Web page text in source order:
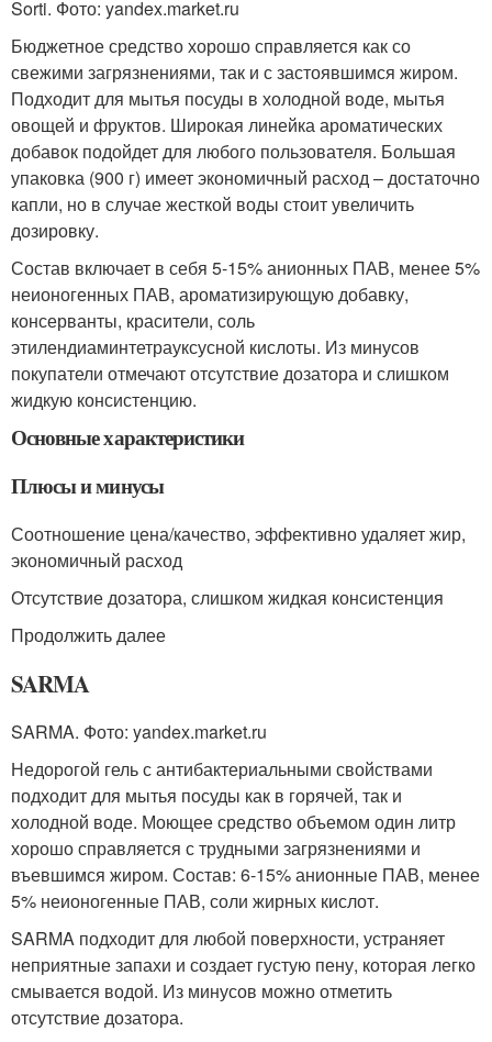
Sorti. Фото: yandex.market.ru
Бюджетное средство хорошо справляется как со
свежими загрязнениями, так и с застоявшимся жиром.
Подходит для мытья посуды в холодной воде, мытья
овощей и фруктов. Широкая линейка ароматических
добавок подойдет для любого пользователя. Большая
упаковка (900 г) имеет экономичный расход – достаточно
капли, но в случае жесткой воды стоит увеличить
дозировку.
Состав включает в себя 5-15% анионных ПАВ, менее 5%
неионогенных ПАВ, ароматизирующую добавку,
консерванты, красители, соль
этилендиаминтетрауксусной кислоты. Из минусов
покупатели отмечают отсутствие дозатора и слишком
жидкую консистенцию.
Основные характеристики
Плюсы и минусы
Соотношение цена/качество, эффективно удаляет жир,
экономичный расход
Отсутствие дозатора, слишком жидкая консистенция
Продолжить далее
SARMA
SARMA. Фото: yandex.market.ru
Недорогой гель с антибактериальными свойствами
подходит для мытья посуды как в горячей, так и
холодной воде. Моющее средство объемом один литр
хорошо справляется с трудными загрязнениями и
въевшимся жиром. Состав: 6-15% анионные ПАВ, менее
5% неионогенные ПАВ, соли жирных кислот.
SARMA подходит для любой поверхности, устраняет
неприятные запахи и создает густую пену, которая легко
смывается водой. Из минусов можно отметить
отсутствие дозатора.